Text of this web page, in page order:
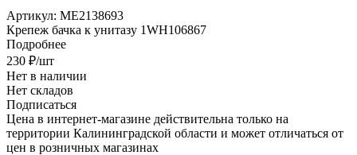
Артикул: МЕ2138693
Крепеж бачка к унитазу 1WH106867
Подробнее
230 ₽/шт
Нет в наличии
Нет складов
Подписаться
Цена в интернет-магазине действительна только на
территории Калининградской области и может отличаться от
цен в розничных магазинах